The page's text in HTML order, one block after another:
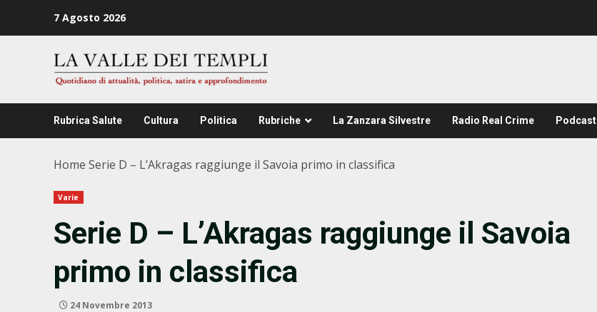
7 Agosto 2026
Rubrica Salute Cultura Politica Rubriche La Zanzara Silvestre Radio Real Crime Podcast
Home Serie D – L’Akragas raggiunge il Savoia primo in classifica
Varie
Serie D – L’Akragas raggiunge il Savoia
primo in classifica
24 Novembre 2013